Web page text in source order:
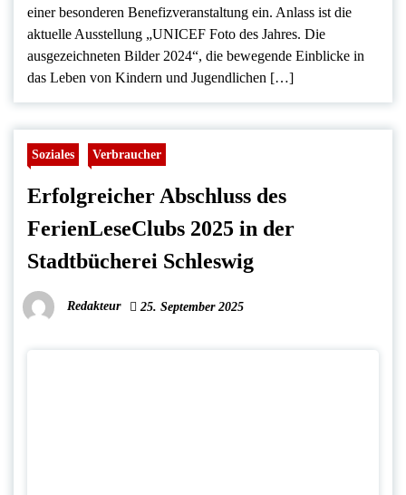
einer besonderen Benefizveranstaltung ein. Anlass ist die
aktuelle Ausstellung „UNICEF Foto des Jahres. Die
ausgezeichneten Bilder 2024“, die bewegende Einblicke in
das Leben von Kindern und Jugendlichen […]
Soziales Verbraucher
Erfolgreicher Abschluss des
FerienLeseClubs 2025 in der
Stadtbücherei Schleswig
Redakteur 25. September 2025